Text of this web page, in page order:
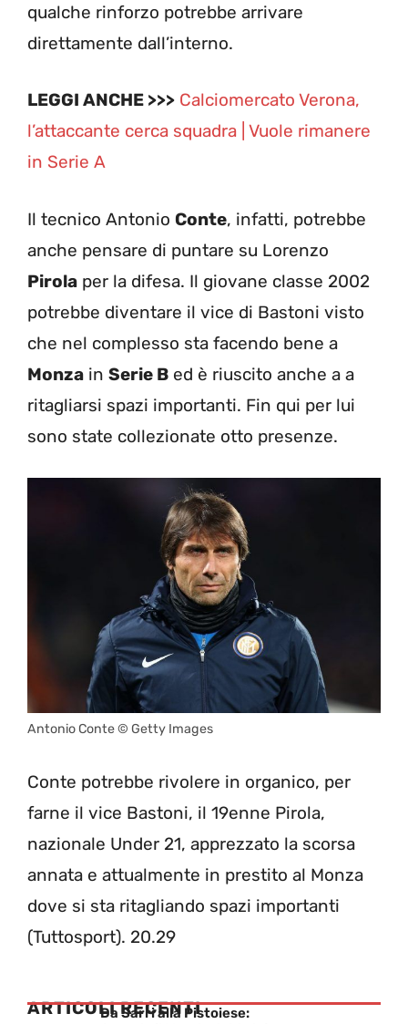
qualche rinforzo potrebbe arrivare
direttamente dall’interno.
LEGGI ANCHE >>> Calciomercato Verona,
l’attaccante cerca squadra | Vuole rimanere
in Serie A
Il tecnico Antonio Conte, infatti, potrebbe
anche pensare di puntare su Lorenzo
Pirola per la difesa. Il giovane classe 2002
potrebbe diventare il vice di Bastoni visto
che nel complesso sta facendo bene a
Monza in Serie B ed è riuscito anche a a
ritagliarsi spazi importanti. Fin qui per lui
sono state collezionate otto presenze.
Antonio Conte © Getty Images
Conte potrebbe rivolere in organico, per
farne il vice Bastoni, il 19enne Pirola,
nazionale Under 21, apprezzato la scorsa
annata e attualmente in prestito al Monza
dove si sta ritagliando spazi importanti
(Tuttosport). 20.29
ARTICOLI RECENTI
Da Sarri alla Pistoiese: